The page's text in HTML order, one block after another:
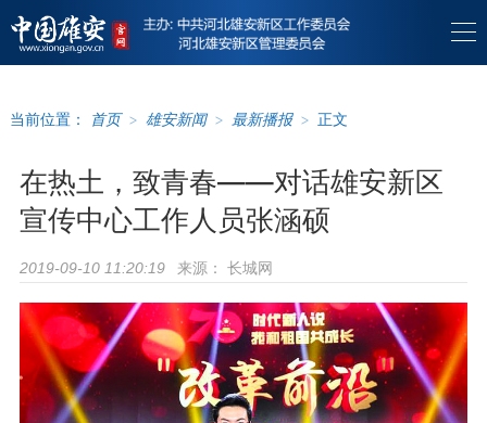
当前位置： 首页 > 雄安新闻 > 最新播报 > 正文
在热土，致青春——对话雄安新区
宣传中心工作人员张涵硕
2019-09-10 11:20:19 来源： 长城网